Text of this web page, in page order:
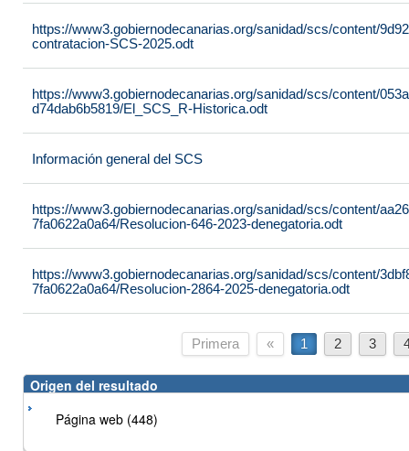
https://www3.gobiernodecanarias.org/sanidad/scs/content/
contratacion-SCS-2025.odt
https://www3.gobiernodecanarias.org/sanidad/scs/content/
d74dab6b5819/El_SCS_R-Historica.odt
Información general del SCS
https://www3.gobiernodecanarias.org/sanidad/scs/content/
7fa0622a0a64/Resolucion-646-2023-denegatoria.odt
https://www3.gobiernodecanarias.org/sanidad/scs/content/
7fa0622a0a64/Resolucion-2864-2025-denegatoria.odt
Primera « 1 2 3
Origen del resultado
Página web (448)